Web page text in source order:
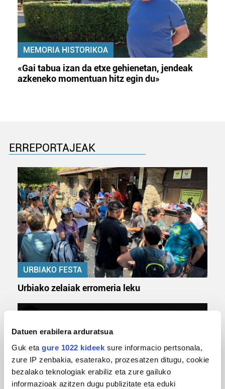
Datuen erabilera arduratsua
Guk eta gure 1022 kideek sure informacio pertsonala,
zure IP zenbakia, esaterako, prozesatzen ditugu, cookie
bezalako teknologiak erabiliz eta zure gailuko
informazioak azitzen dugu publizitate eta eduki
MEMORIA HISTORIKOA
«Gai tabua izan da etxe gehienetan, jendeak
azkeneko momentuan hitz egin du»
ERREPORTAJEAK
URBIAKO FESTA
Urbiako zelaiak erromeria leku